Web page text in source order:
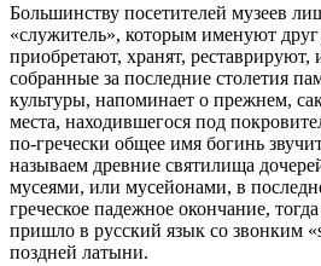
Большинству посетителей музеев
«служитель», которым именуют друг
приобретают, хранят, реставрируют,
собранные за последние столетия
культуры, напоминает о прежнем,
места, находившегося под
по-гречески общее имя богинь
называем древние святилища
мусеями, или мусейонами, в
греческое падежное окончание,
пришло в русский язык со звонким
поздней латыни.